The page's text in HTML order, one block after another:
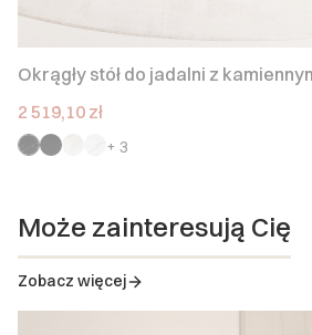
Okrągły stół do jadalni z
Cena promocyjna
2 519,10 zł
+ 3
Może zainteresują Cię
Zobacz więcej